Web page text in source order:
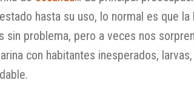
hasta su uso, lo normal es que la
sin problema, pero a veces nos
con habitantes inesperados,